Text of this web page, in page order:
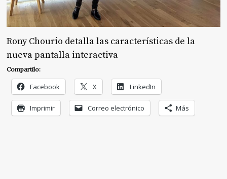
Rony Chourio detalla las características de la
nueva pantalla interactiva
Compartilo:
Facebook X LinkedIn
Imprimir Correo electrónico Más